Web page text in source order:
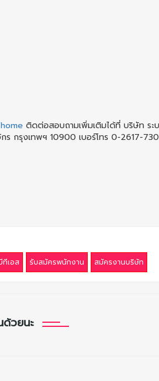
ติดต่อสอบถามเพิ่มเติมได้ที่ บริษัท ร
กรุงเทพฯ 10900 เบอร์โทร 0-2617-
ทีเอส รับสมัครพนักงาน สมัครงานบริษัท
วยนะ